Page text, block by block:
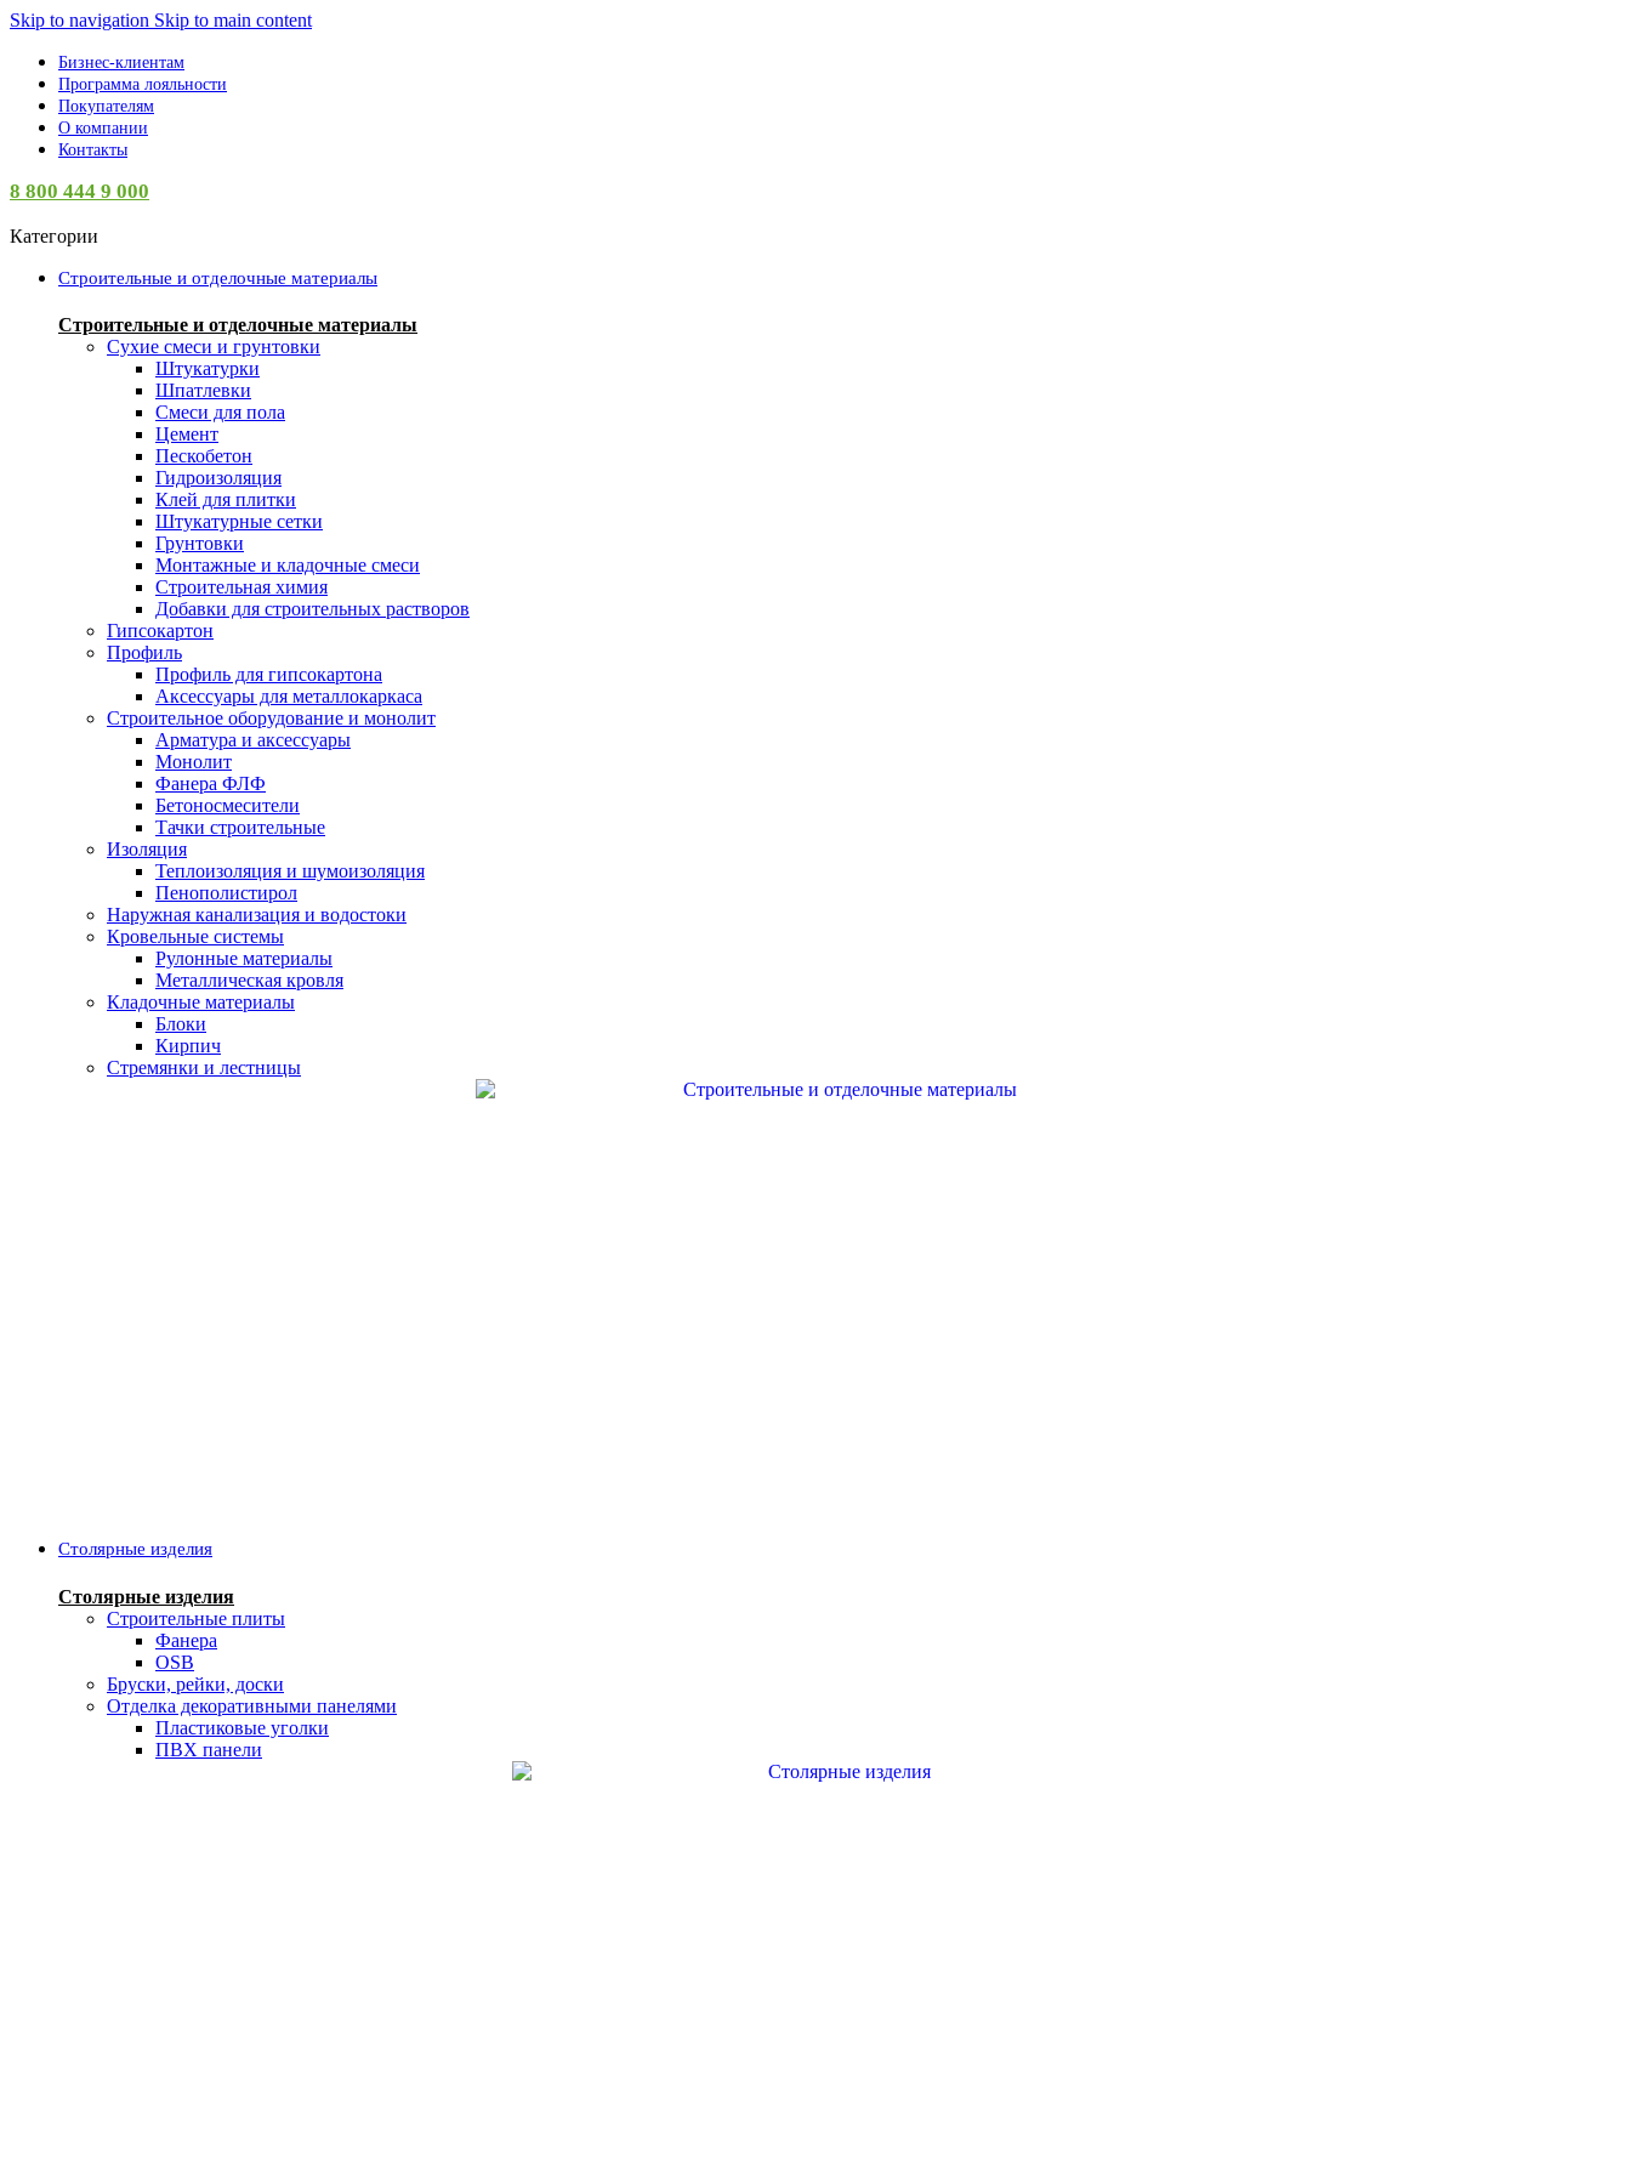
Skip to navigation Skip to main content
Бизнес-клиентам
Программа лояльности
Покупателям
О компании
Контакты
8 800 444 9 000
Категории
Строительные и отделочные материалы
Строительные и отделочные материалы
Сухие смеси и грунтовки
Штукатурки
Шпатлевки
Смеси для пола
Цемент
Пескобетон
Гидроизоляция
Клей для плитки
Штукатурные сетки
Грунтовки
Монтажные и кладочные смеси
Строительная химия
Добавки для строительных растворов
Гипсокартон
Профиль
Профиль для гипсокартона
Аксессуары для металлокаркаса
Строительное оборудование и монолит
Арматура и аксессуары
Монолит
Фанера ФЛФ
Бетоносмесители
Тачки строительные
Изоляция
Теплоизоляция и шумоизоляция
Пенополистирол
Наружная канализация и водостоки
Кровельные системы
Рулонные материалы
Металлическая кровля
Кладочные материалы
Блоки
Кирпич
Стремянки и лестницы
Столярные изделия
Столярные изделия
Строительные плиты
Фанера
OSB
Бруски, рейки, доски
Отделка декоративными панелями
Пластиковые уголки
ПВХ панели